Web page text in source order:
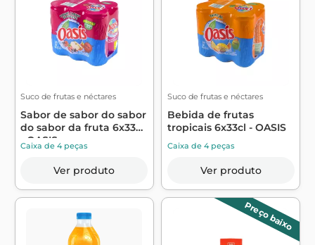
Suco de frutas e néctares
Sabor de sabor do sabor
do sabor da fruta 6x33cl
- OASIS
Caixa de 4 peças
Ver produto
Suco de frutas e néctares
Bebida de frutas
tropicais 6x33cl - OASIS
Caixa de 4 peças
Ver produto
Preço baixo